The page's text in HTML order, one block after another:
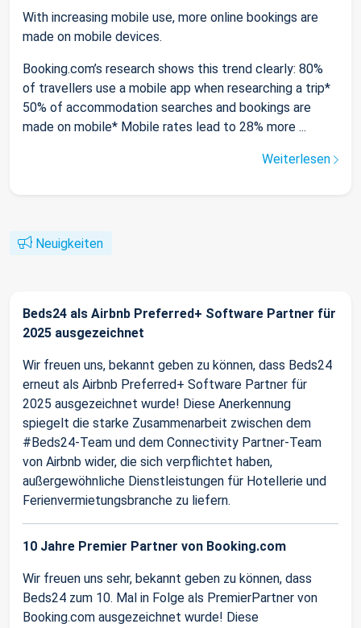
With increasing mobile use, more online bookings are
made on mobile devices.
Booking.com’s research shows this trend clearly: 80%
of travellers use a mobile app when researching a trip*
50% of accommodation searches and bookings are
made on mobile* Mobile rates lead to 28% more ...
Weiterlesen
Neuigkeiten
Beds24 als Airbnb Preferred+ Software Partner für
2025 ausgezeichnet
Wir freuen uns, bekannt geben zu können, dass Beds24
erneut als Airbnb Preferred+ Software Partner für
2025 ausgezeichnet wurde! Diese Anerkennung
spiegelt die starke Zusammenarbeit zwischen dem
#Beds24-Team und dem Connectivity Partner-Team
von Airbnb wider, die sich verpflichtet haben,
außergewöhnliche Dienstleistungen für Hotellerie und
Ferienvermietungsbranche zu liefern.
10 Jahre Premier Partner von Booking.com
Wir freuen uns sehr, bekannt geben zu können, dass
Beds24 zum 10. Mal in Folge als PremierPartner von
Booking.com ausgezeichnet wurde! Diese